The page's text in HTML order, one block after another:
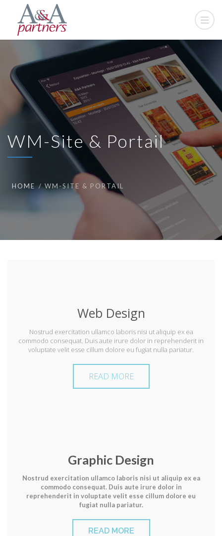
WM-Site & Portail
HOME WM-SITE & PORTAIL
Web Design
Nostrud exercitation ullamco laboris nisi ut aliquip ex ea
commodo consequat. Duis aute irure dolor in reprehenderit in
voluptate velit esse cillum dolore eu fugiat nulla pariatur.
READ MORE
Graphic Design
Nostrud exercitation ullamco laboris nisi ut aliquip ex ea
commodo consequat. Duis aute irure dolor in
reprehenderit in voluptate velit esse cillum dolore eu
fugiat nulla pariatur.
READ MORE